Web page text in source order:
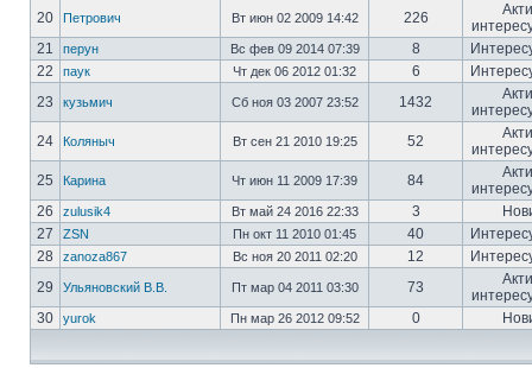
20
Петрович Вт июн 02 2009 14:42 226
21
перун Вс фев 09 2014 07:39 8
22
паук Чт дек 06 2012 01:32 6
23
кузьмич Сб ноя 03 2007 23:52 1432
24
Коляныч Вт сен 21 2010 19:25 52
25
Карина Чт июн 11 2009 17:39 84
26
zulusik4 Вт май 24 2016 22:33 3
27
ZSN Пн окт 11 2010 01:45 40
28
zanoza867 Вс ноя 20 2011 02:20 12
29
Ульяновский В.В. Пт мар 04 2011 03:30 73
30
yurok Пн мар 26 2012 09:52 0